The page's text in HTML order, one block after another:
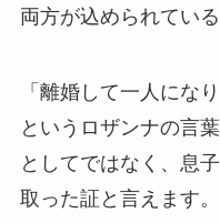
両方が込められている
「離婚して一人にな
というロザンナの言
としてではなく、息
取った証と言えます。